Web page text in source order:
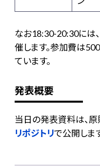
なお18:30-20:30には
催します。参加費は
ています。
発表概要
当日の発表資料は、原
リポジトリで公開しま